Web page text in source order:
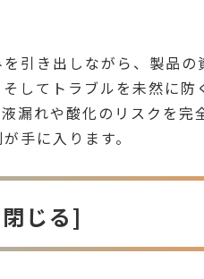
引き出しながら、製品
してトラブルを未然に
漏れや酸化のリスクを完
手に入ります。